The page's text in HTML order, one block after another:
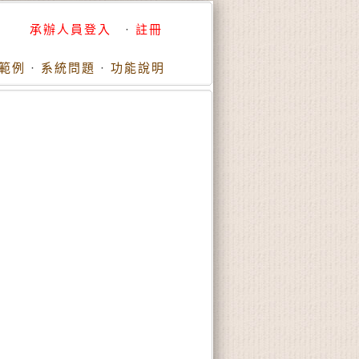
承辦人員登入 · 註冊
例 · 系統問題 · 功能說明